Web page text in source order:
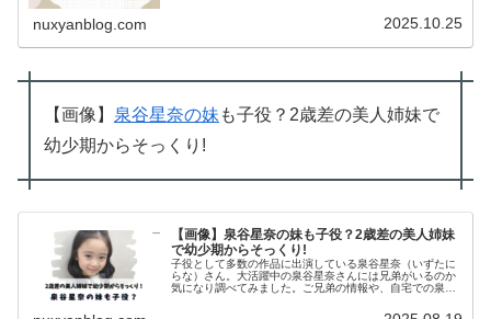
nuxyanblog.com 2025.10.25
【画像】 泉谷星奈の妹 も子役？2歳差の美人姉妹で
幼少期からそっくり!
【画像】泉谷星奈の妹も子役？2歳差の美人姉妹
で幼少期からそっくり!
子役として多数の作品に出演している泉谷星奈（いずたに
らな）さん。大活躍中の泉谷星奈さんには兄弟がいるのか
気になり調べてみました。ご兄弟の情報や、自宅での泉谷